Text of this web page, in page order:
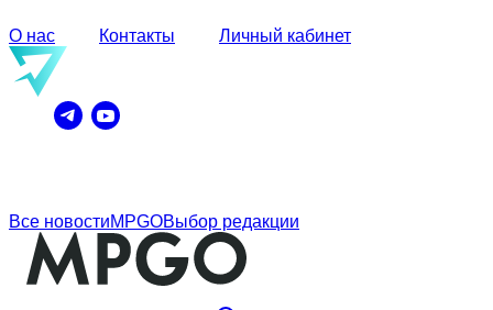
О нас Контакты Личный кабинет
Все новостиMPGOВыбор редакции